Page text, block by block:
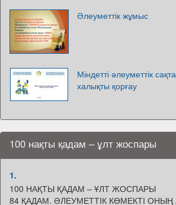
Әлеуметтік жұмыс
Міндетті әлеуметтік
халықты қорғау
100 нақты қадам – ұлт жоспары
1.
100 НАҚТЫ ҚАДАМ – ҰЛТ ЖОСПАРЫ
84 ҚАДАМ. ӘЛЕУМЕТТІК КӨМЕКТІ ОНЫҢ